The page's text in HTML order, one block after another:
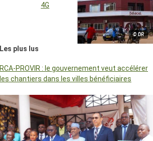
© DR
4G
Les plus lus
RCA-PROVIR : le gouvernement veut accélérer
les chantiers dans les villes bénéficiaires